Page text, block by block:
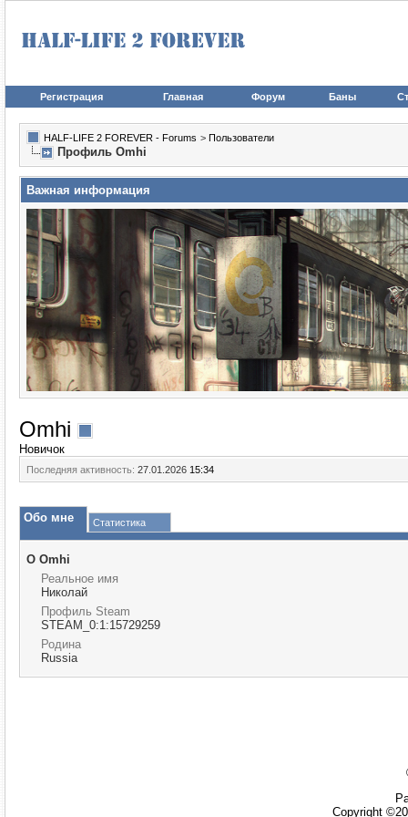
Регистрация Главная Форум Баны
HALF-LIFE 2 FOREVER - Forums > Пользователи
Профиль Omhi
Важная информация
Omhi
Новичок
Последняя активность: 27.01.2026 15:34
Обо мне Статистика
О Omhi
Реальное имя
Николай
Профиль Steam
STEAM_0:1:15729259
Родина
Russia
Copyright